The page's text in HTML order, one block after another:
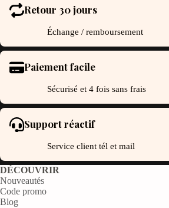
Retour 30 jours
Échange / remboursement
Paiement facile
Sécurisé et 4 fois sans frais
Support réactif
Service client tél et mail
DÉCOUVRIR
Nouveautés
Code promo
Blog